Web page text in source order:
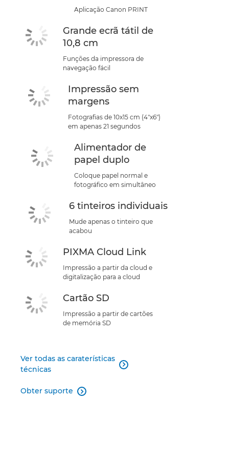
Aplicação Canon PRINT
Grande ecrã tátil de
10,8 cm
Funções da impressora de
navegação fácil
Impressão sem
margens
Fotografias de 10x15 cm (4"x6")
em apenas 21 segundos
Alimentador de
papel duplo
Coloque papel normal e
fotográfico em simultâneo
6 tinteiros individuais
Mude apenas o tinteiro que
acabou
PIXMA Cloud Link
Impressão a partir da cloud e
digitalização para a cloud
Cartão SD
Impressão a partir de cartões
de memória SD
Ver todas as caraterísticas
técnicas

Obter suporte 